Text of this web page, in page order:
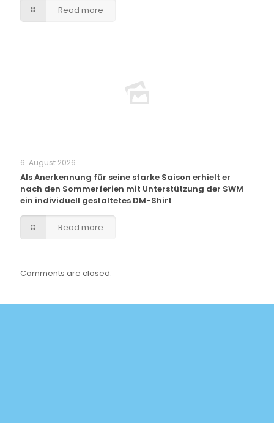
Read more
6. August 2026
Als Anerkennung für seine starke Saison erhielt er
nach den Sommerferien mit Unterstützung der SWM
ein individuell gestaltetes DM-Shirt
Read more
Comments are closed.